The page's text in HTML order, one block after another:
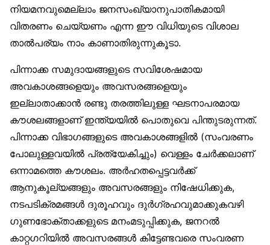
നിയമനവുമെല്ലാം ജനസംഖ്യാനുപാതികമായി
വിതരണം ചെയ്യണം എന്ന ഈ വിധിയുടെ വിശാല
താൽപര്യം നാം കാണാതിരുന്നുകൂടാ.
പിന്നാക്ക സമുദായങ്ങളുടെ സവിശേഷമായ
അവകാശങ്ങളെയും അവസരങ്ങളെയും
ഇല്ലാതാക്കാൻ രണ്ടു തരത്തിലുള്ള ഘടനാപരമായ
കൗശലങ്ങളാണ് ഇന്ത്യയിൽ പൊതുവെ പിന്തുടരുന്നത്.
പിന്നാക്ക വിഭാഗങ്ങളുടെ അവകാശങ്ങളിൽ (സംവരണം
പോലുള്ളവയിൽ പ്രത്യേകിച്ചും) വെള്ളം ചേർക്കലാണ്
ഒന്നാമത്തെ കൗശലം. അർഹതപ്പെട്ടവർക്ക്
ആനുകൂല്യങ്ങളും അവസരങ്ങളും നിഷേധിക്കുക,
നടപടിക്രമങ്ങൾ ദുരൂഹവും ദുർഗ്രഹവുമാക്കുകവഴി
ഗുണഭോക്താക്കളുടെ മനംമടുപ്പിക്കുക, ജനറൽ
കാറ്റഗറിയിൽ അവസരങ്ങൾ കിട്ടേണ്ടവരെ സംവരണ